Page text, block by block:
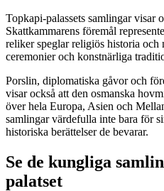
Topkapi-palassets samlingar visar
Skattkammarens föremål
reliker speglar religiös historia och
ceremonier och konstnärliga
Porslin, diplomatiska gåvor och
visar också att den osmanska
över hela Europa, Asien och
samlingar värdefulla inte bara för
historiska berättelser de bevarar.
Se de kungliga
palatset